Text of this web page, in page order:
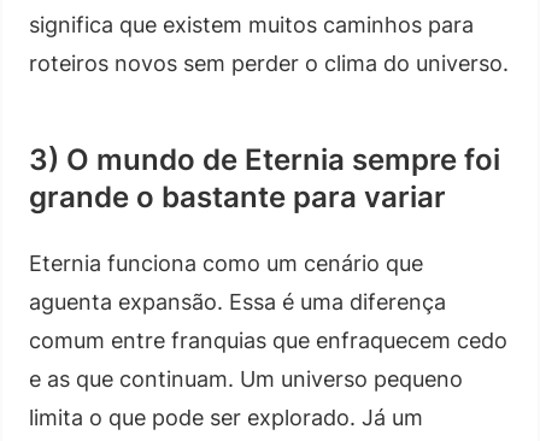
significa que existem muitos caminhos para
roteiros novos sem perder o clima do universo.
3) O mundo de Eternia sempre foi
grande o bastante para variar
Eternia funciona como um cenário que
aguenta expansão. Essa é uma diferença
comum entre franquias que enfraquecem cedo
e as que continuam. Um universo pequeno
limita o que pode ser explorado. Já um